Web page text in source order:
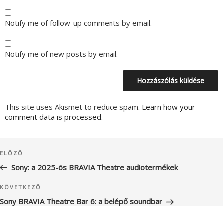
Notify me of follow-up comments by email.
Notify me of new posts by email.
This site uses Akismet to reduce spam. Learn how your
comment data is processed.
navigáció
Korábbi
bejegyzés
ELŐZŐ
Sony: a 2025-ös BRAVIA Theatre audiotermékek
Következő
bejegyzés
KÖVETKEZŐ
Sony BRAVIA Theatre Bar 6: a belépő soundbar